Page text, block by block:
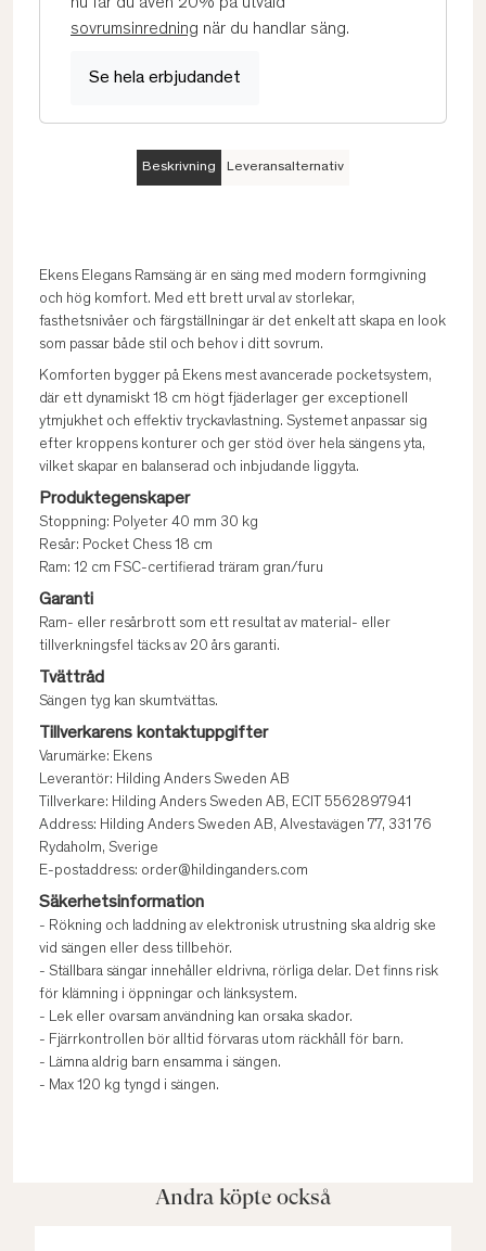
sovrumsinredning när du handlar säng.
Se hela erbjudandet
Beskrivning Leveransalternativ
Ekens Elegans Ramsäng är en säng med modern formgivning
och hög komfort. Med ett brett urval av storlekar,
fasthetsnivåer och färgställningar är det enkelt att skapa en look
som passar både stil och behov i ditt sovrum.
Komforten bygger på Ekens mest avancerade pocketsystem,
där ett dynamiskt 18 cm högt fjäderlager ger exceptionell
ytmjukhet och effektiv tryckavlastning. Systemet anpassar sig
efter kroppens konturer och ger stöd över hela sängens yta,
vilket skapar en balanserad och inbjudande liggyta.
Produktegenskaper
Stoppning: Polyeter 40 mm 30 kg
Resår: Pocket Chess 18 cm
Ram: 12 cm FSC-certifierad träram gran/furu
Garanti
Ram- eller resårbrott som ett resultat av material- eller
tillverkningsfel täcks av 20 års garanti.
Tvättråd
Sängen tyg kan skumtvättas.
Tillverkarens kontaktuppgifter
Varumärke: Ekens
Leverantör: Hilding Anders Sweden AB
Tillverkare: Hilding Anders Sweden AB, ECIT 5562897941
Address: Hilding Anders Sweden AB, Alvestavägen 77, 331 76
Rydaholm, Sverige
E-postaddress: order@hildinganders.com
Säkerhetsinformation
- Rökning och laddning av elektronisk utrustning ska aldrig ske
vid sängen eller dess tillbehör.
- Ställbara sängar innehåller eldrivna, rörliga delar. Det finns risk
för klämning i öppningar och länksystem.
- Lek eller ovarsam användning kan orsaka skador.
- Fjärrkontrollen bör alltid förvaras utom räckhåll för barn.
- Lämna aldrig barn ensamma i sängen.
- Max 120 kg tyngd i sängen.
Andra köpte också